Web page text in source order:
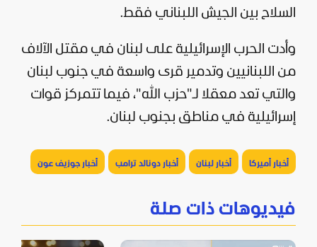
السلاح بين الجيش اللبناني فقط.
وأدت الحرب الإسرائيلية على لبنان في مقتل الآلاف
من اللبنانيين وتدمير قرى واسعة في جنوب لبنان
والتي تعد معقلا لـ"حزب الله"، فيما تتمركز قوات
إسرائيلية في مناطق بجنوب لبنان.
أخبار أميركا أخبار لبنان أخبار دونالد ترامب أخبار جوزيف عون
فيديوهات ذات صلة